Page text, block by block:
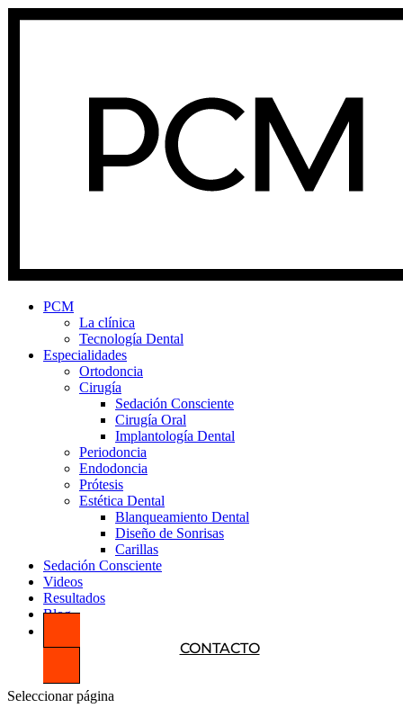
PCM
La clínica
Tecnología Dental
Especialidades
Ortodoncia
Cirugía
Sedación Consciente
Cirugía Oral
Implantología Dental
Periodoncia
Endodoncia
Prótesis
Estética Dental
Blanqueamiento Dental
Diseño de Sonrisas
Carillas
Sedación Consciente
Videos
Resultados
Blog
CONTACTO
Seleccionar página